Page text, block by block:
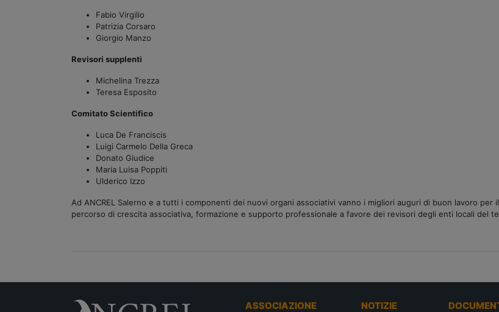
Fabio Virgilio
Patrizia Corsaro
Giorgio Manzo
Revisori supplenti
Michelina Trezza
Teresa Esposito
Comitato Scientifico
Luca De Franciscis
Luigi Carmelo Della Greca
Donato Giudice
Maria Luisa Poppiti
Ulderico Izzo
Ad ANCREL Salerno e a tutti i componenti dei nuovi organi associativi vanno i migliori auguri di buon lavoro per
percorso di crescita associativa, formazione e supporto professionale a favore dei revisori degli enti locali del
ASSOCIAZIONE NOTIZIE